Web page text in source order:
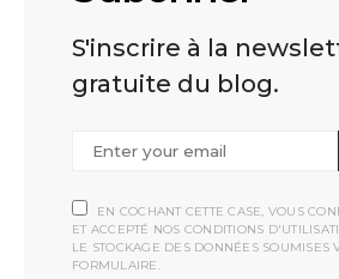
S'inscrire à la
gratuite du blog.
EN COCHANT CETTE CASE, VOUS
ET ACCEPTÉ NOS CONDITIONS
LE STOCKAGE DES DONNÉES SOUMISES
FORMULAIRE.